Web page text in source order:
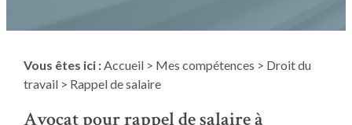
Vous êtes ici :Accueil> Mes compétences > Droit du
travail> Rappel de salaire
Avocat pour rappel de salaire à